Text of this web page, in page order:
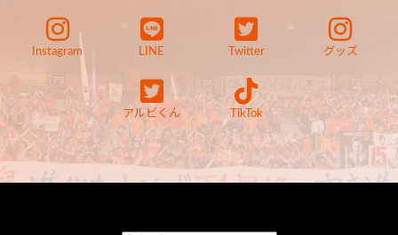
Instagram LINE Twitter グッズ
アルビくん TikTok